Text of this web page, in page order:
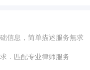
信息，简单描述服务無求
．匹配专业律师服务